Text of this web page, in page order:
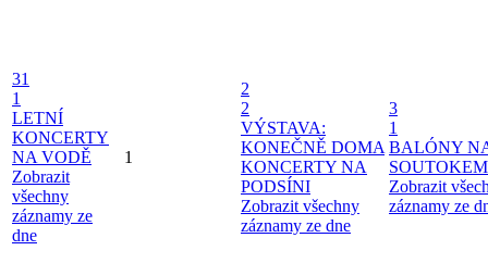
31
1
LETNÍ
KONCERTY
NA VODĚ
Zobrazit
všechny
záznamy ze
dne
1
2
2
VÝSTAVA:
KONEČNĚ DOMA
KONCERTY NA
PODSÍNI
Zobrazit všechny
záznamy ze dne
3
1
BALÓNY
SOUTOKEM
Zobrazit
záznamy ze